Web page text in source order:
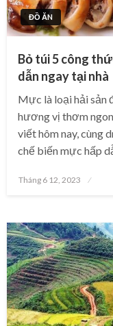
ĐỒ ĂN
Bỏ túi 5 công
dẫn ngay tại nhà
Mực là loại hải sản
hương vị thơm
viết hôm nay, cùng
chế biến mực hấp
Posted
Tháng 6 12, 2023